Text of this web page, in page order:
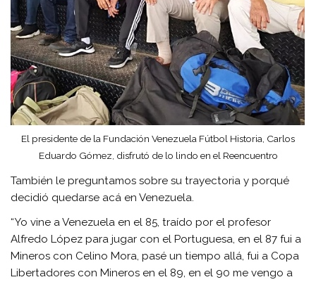
El presidente de la Fundación Venezuela Fútbol Historia, Carlos
Eduardo Gómez, disfrutó de lo lindo en el Reencuentro
También le preguntamos sobre su trayectoria y porqué
decidió quedarse acá en Venezuela.
“Yo vine a Venezuela en el 85, traído por el profesor
Alfredo López para jugar con el Portuguesa, en el 87 fui a
Mineros con Celino Mora, pasé un tiempo allá, fui a Copa
Libertadores con Mineros en el 89, en el 90 me vengo a